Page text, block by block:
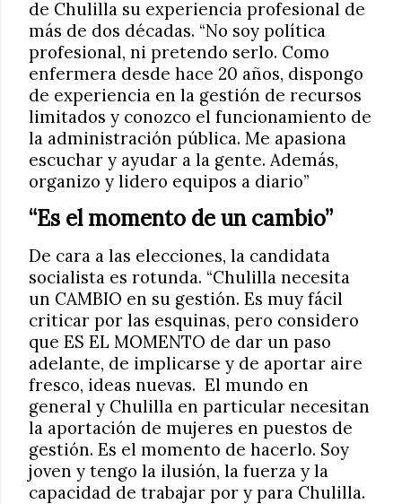
de Chulilla su experiencia profesional de
más de dos décadas. “No soy política
profesional, ni pretendo serlo. Como
enfermera desde hace 20 años, dispongo
de experiencia en la gestión de recursos
limitados y conozco el funcionamiento de
la administración pública. Me apasiona
escuchar y ayudar a la gente. Además,
organizo y lidero equipos a diario”
“Es el momento de un cambio”
De cara a las elecciones, la candidata
socialista es rotunda. “Chulilla necesita
un CAMBIO en su gestión. Es muy fácil
criticar por las esquinas, pero considero
que ES EL MOMENTO de dar un paso
adelante, de implicarse y de aportar aire
fresco, ideas nuevas. El mundo en
general y Chulilla en particular necesitan
la aportación de mujeres en puestos de
gestión. Es el momento de hacerlo. Soy
joven y tengo la ilusión, la fuerza y la
capacidad de trabajar por y para Chulilla.